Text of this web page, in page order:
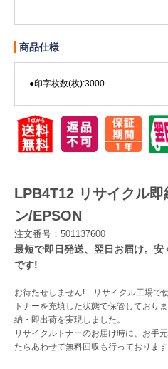
デジタルカタログ
クイックオーダー
（注文番号からご注文）
商品仕様
●印字枚数(枚):3000
LPB4T12 リサイクル
ン/EPSON
注文番号：501137600
最短で即日発送、翌日お届け。
です!
お待たせしません! リサイクル工場で
トナーを充填した状態で保管しており
納・即出荷を実現しました。
リサイクルトナーのお届け時に、お手
たらあわせて無料回収も行っております